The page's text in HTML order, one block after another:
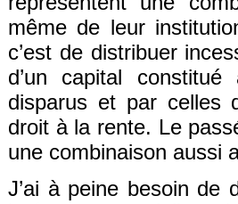
même de leur
c’est de distribuer
d’un capital
disparus et par celles
droit à la rente. Le
une combinaison aussi
J’ai à peine besoin de